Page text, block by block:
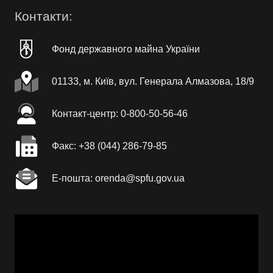
Контакти:
Фонд державного майна України
01133, м. Київ, вул. Генерала Алмазова, 18/9
Контакт-центр: 0-800-50-56-46
Факc: +38 (044) 286-79-85
Е-пошта: orenda@spfu.gov.ua